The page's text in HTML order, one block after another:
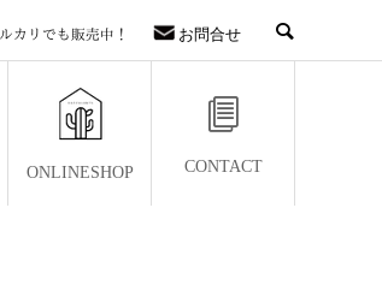
お問合せ
ONLINESHOP CONTACT